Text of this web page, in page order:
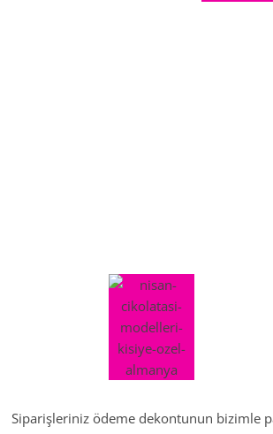
Siparişleriniz ödeme dekontunun bizimle